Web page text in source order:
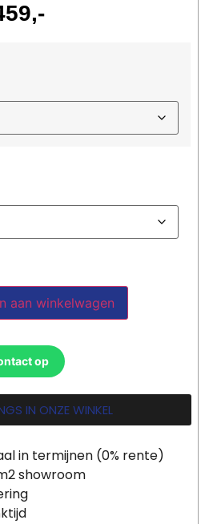
aan winkelwagen
op
IN ONZE WINKEL
in termijnen (0% rente)
showroom